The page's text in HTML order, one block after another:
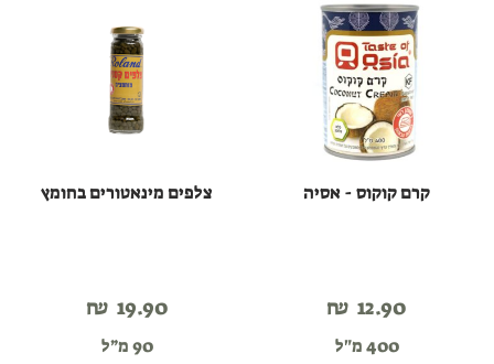
קרם קוקוס - אסיה
₪ 12.90
400 מ"ל
צלפים מינאטורים בחומץ
₪ 19.90
90 מ״ל